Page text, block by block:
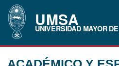
UMSA
UNIVERSIDAD MAYOR